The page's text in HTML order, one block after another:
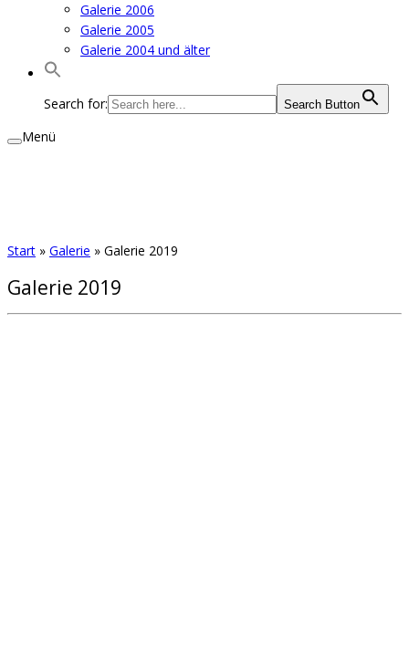
Galerie 2006
Galerie 2005
Galerie 2004 und älter
Search for: Search Button
Menü
Start » Galerie » Galerie 2019
Galerie 2019